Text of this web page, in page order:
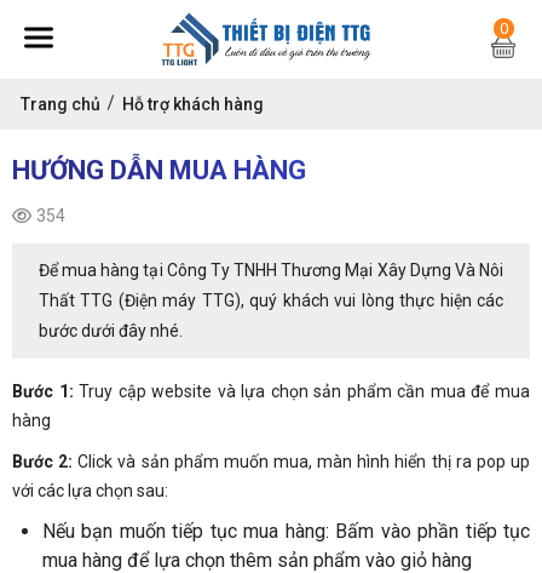
0
Trang chủ Hỗ trợ khách hàng
HƯỚNG DẪN MUA HÀNG
354
Để mua hàng tại Công Ty TNHH Thương Mại Xây Dựng Và Nôi
Thất TTG (Điện máy TTG), quý khách vui lòng thực hiện các
bước dưới đây nhé.
Bước 1:Truy cập website và lựa chọn sản phẩm cần mua để mua
hàng
Bước 2:Click và sản phẩm muốn mua, màn hình hiển thị ra pop up
với các lựa chọn sau:
Nếu bạn muốn tiếp tục mua hàng: Bấm vào phần tiếp tục
mua hàng để lựa chọn thêm sản phẩm vào giỏ hàng